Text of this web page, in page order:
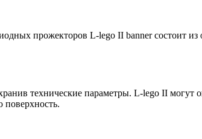
прожекторов L-lego II banner состоит
технические параметры. L-lego II